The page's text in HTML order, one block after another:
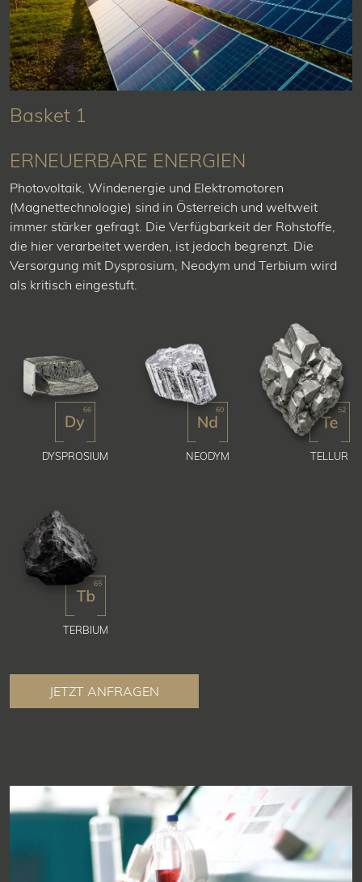
Basket 1
ERNEUERBARE ENERGIEN
Photovoltaik, Windenergie und Elektromotoren
(Magnettechnologie) sind in Österreich und weltweit
immer stärker gefragt. Die Verfügbarkeit der Rohstoffe,
die hier verarbeitet werden, ist jedoch begrenzt. Die
Versorgung mit Dysprosium, Neodym und Terbium wird
als kritisch eingestuft.
DYSPROSIUM NEODYM TELLUR
TERBIUM
JETZT ANFRAGEN